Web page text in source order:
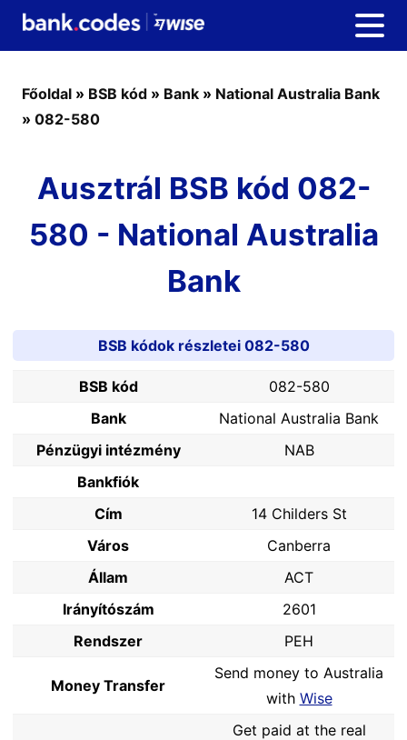
Főoldal » BSB kód » Bank » National Australia Bank
» 082-580
Ausztrál BSB kód 082-
580 - National Australia
Bank
BSB kódok részletei 082-580
BSB kód
082-580
Bank
National Australia Bank
Pénzügyi intézmény
NAB
Bankfiók
Cím
14 Childers St
Város
Canberra
Állam
ACT
Irányítószám
2601
Rendszer
PEH
Money Transfer
Send money to Australia
with Wise
Get paid at the real